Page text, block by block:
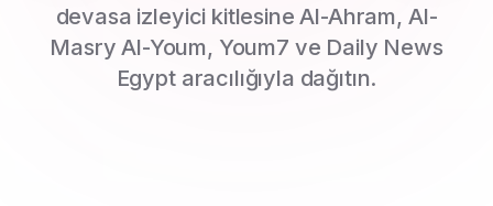
devasa izleyici kitlesine Al-Ahram, Al-
Masry Al-Youm, Youm7 ve Daily News
Egypt aracılığıyla dağıtın.